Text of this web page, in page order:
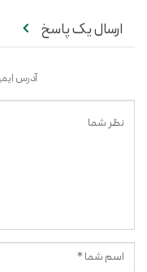
ارسال یک پاسخ
آدرس